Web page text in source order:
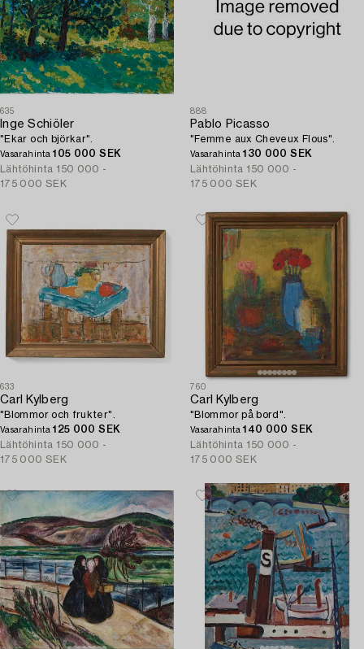
635
Inge Schiöler
"Ekar och björkar".
Vasarahinta105 000 SEK
Lähtöhinta 150 000 -
175 000 SEK
888
Pablo Picasso
"Femme aux Cheveux Flous".
Vasarahinta130 000 SEK
Lähtöhinta 150 000 -
175 000 SEK
633
Carl Kylberg
"Blommor och frukter".
Vasarahinta125 000 SEK
Lähtöhinta 150 000 -
175 000 SEK
760
Carl Kylberg
"Blommor på bord".
Vasarahinta140 000 SEK
Lähtöhinta 150 000 -
175 000 SEK